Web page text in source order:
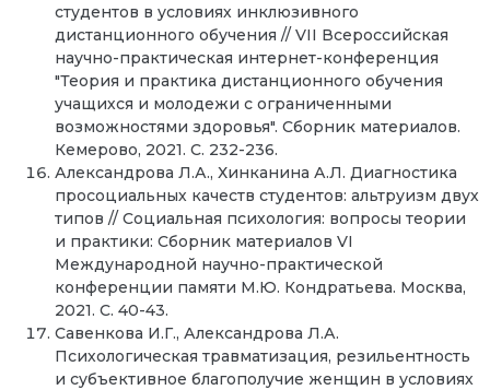
студентов в условиях инклюзивного
дистанционного обучения // VII Всероссийская
научно-практическая интернет-конференция
"Теория и практика дистанционного обучения
учащихся и молодежи с ограниченными
возможностями здоровья". Сборник материалов.
Кемерово, 2021. С. 232-236.
Александрова Л.А., Хинканина А.Л. Диагностика
просоциальных качеств студентов: альтруизм двух
типов // Социальная психология: вопросы теории
и практики: Сборник материалов VI
Международной научно-практической
конференции памяти М.Ю. Кондратьева. Москва,
2021. С. 40-43.
Савенкова И.Г., Александрова Л.А.
Психологическая травматизация, резильентность
и субъективное благополучие женщин в условиях